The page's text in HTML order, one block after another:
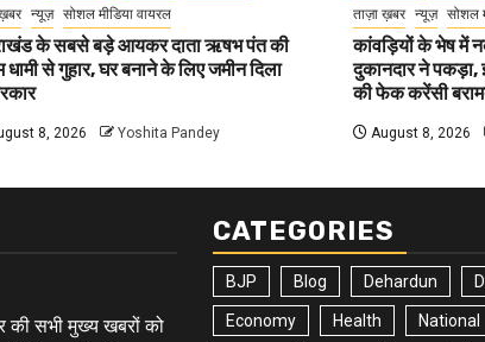
न्यूज़ सोशल मीडिया वायरल
के सबसे बड़े आयकर दाता ऋषभ पंत की
धामी से गुहार, घर बनाने के लिए जमीन दिला
8, 2026 Yoshita Pandey
ताज़ा ख़बर
न्यूज़ सोशल
कांवड़ियों के भेष में
दुकानदार ने
की फेक करेंसी
August 8, 2026
की सभी मुख्य खबरों को
CATEGORIES
BJP Blog Dehardun
Economy Health National